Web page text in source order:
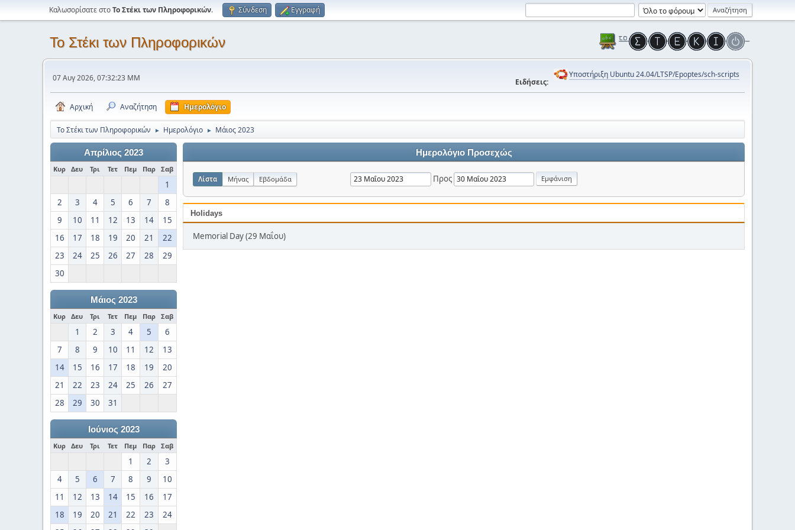
Καλωσορίσατε στοΤο Στέκι των Πληροφορικών. Σύνδεση Εγγραφή
Το Στέκι των Πληροφορικών
07 Αυγ 2026, 07:32:23 ΜΜ Ειδήσεις:
Υποστήριξη Ubuntu 24.04/LTSP/Epoptes/sch-scripts
Αρχική Αναζήτηση Ημερολόγιο
Το Στέκι των Πληροφορικών ► Ημερολόγιο ► Μάιος 2023
Απρίλιος 2023
Κυρ Δευ Τρι Τετ Πεμ Παρ Σαβ
1
2
3 4 5 6 7
8
9
10 11 12 13 14
15
16
17 18 19 20 21
22
23
24 25 26 27 28
29
30
Μάιος 2023
Κυρ Δευ Τρι Τετ Πεμ Παρ Σαβ
1 2 3 4 5
6
7
8 9 10 11 12
13
14
15 16 17 18 19
20
21
22 23 24 25 26
27
28
29 30 31
Ιούνιος 2023
Κυρ Δευ Τρι Τετ Πεμ Παρ Σαβ
1 2
3
4
5 6 7 8 9
10
11
12 13 14 15 16
17
18
19 20 21 22 23
24
Ημερολόγιο Προσεχώς
Λίστα Μήνας Εβδομάδα Προς
Holidays
Memorial Day (29 Μαΐου)